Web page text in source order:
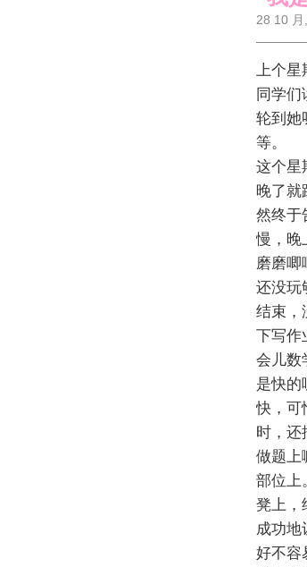
28 10
上个星
同学们
轮到她
等。
这个星
晚了就
然终于
慢，晚
磨磨唧
还没玩
结束，
下写作
会儿数
是快的
快，可
时，
做题上
部位上
凳上
成功地
好不容